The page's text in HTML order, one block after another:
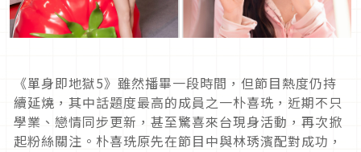
《單身即地獄5》雖然播畢一段時間，但節目熱度仍持
續延燒，其中話題度最高的成員之一朴喜珗，近期不只
學業、戀情同步更新，甚至驚喜來台現身活動，再次掀
起粉絲關注。朴喜珗原先在節目中與林琇濱配對成功，